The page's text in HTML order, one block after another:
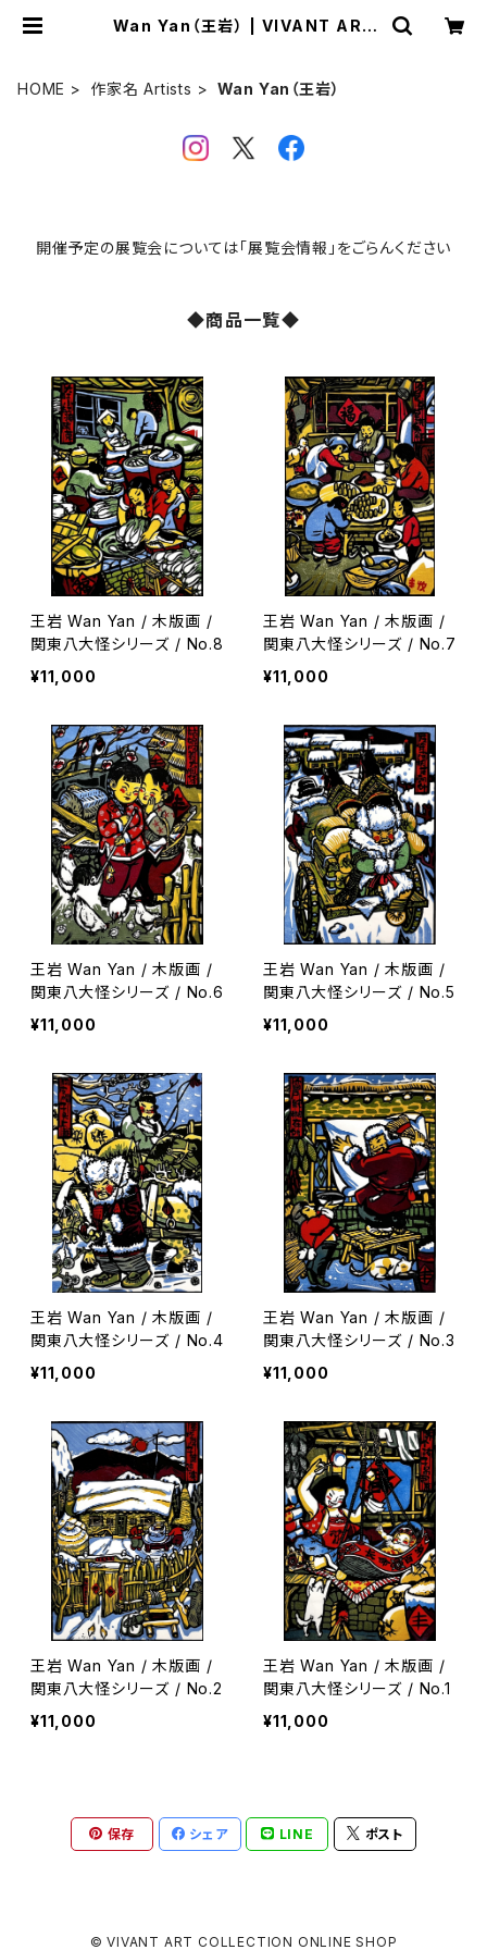
Wan Yan（王岩） | VIVANT ART
HOME 作家名 Artists Wan Yan（王岩）
開催予定の展覧会については「展覧会情報」をごらんください
◆商品一覧◆
王岩 Wan Yan / 木版画 /
関東八大怪シリーズ / No.8
¥11,000
王岩 Wan Yan / 木版画 /
関東八大怪シリーズ / No.7
¥11,000
王岩 Wan Yan / 木版画 /
関東八大怪シリーズ / No.6
¥11,000
王岩 Wan Yan / 木版画 /
関東八大怪シリーズ / No.5
¥11,000
王岩 Wan Yan / 木版画 /
関東八大怪シリーズ / No.4
¥11,000
王岩 Wan Yan / 木版画 /
関東八大怪シリーズ / No.3
¥11,000
王岩 Wan Yan / 木版画 /
関東八大怪シリーズ / No.2
¥11,000
王岩 Wan Yan / 木版画 /
関東八大怪シリーズ / No.1
¥11,000
保存 シェア LINE ポスト
© VIVANT ART COLLECTION ONLINE SHOP